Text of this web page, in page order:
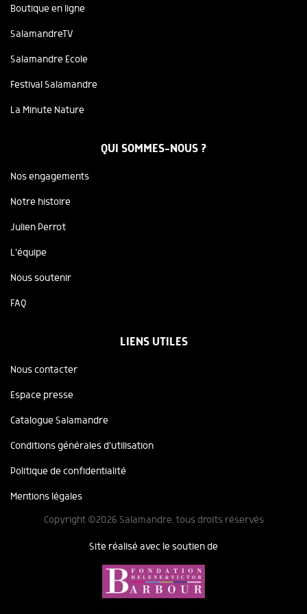
Boutique en ligne
SalamandreTV
Salamandre Ecole
Festival Salamandre
La Minute Nature
QUI SOMMES-NOUS ?
Nos engagements
Notre histoire
Julien Perrot
L'équipe
Nous soutenir
FAQ
LIENS UTILES
Nous contacter
Espace presse
Catalogue Salamandre
Conditions générales d'utilisation
Politique de confidentialité
Mentions légales
Copyright ©2026 Salamandre, tous droits réservés
Site réalisé avec le soutien de